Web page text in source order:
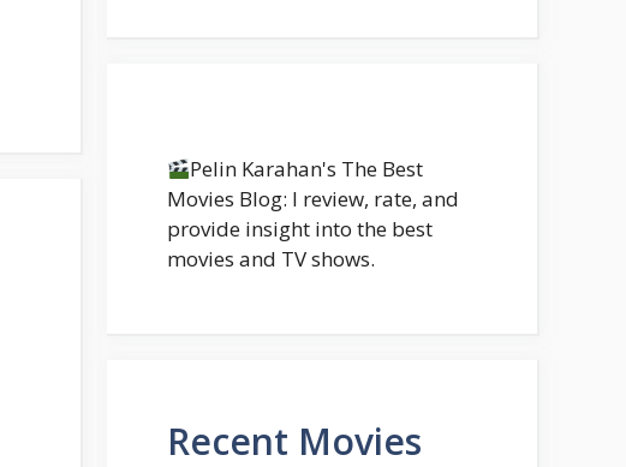
Pelin Karahan's The Best
Movies Blog: I review, rate, and
provide insight into the best
movies and TV shows.
Recent Movies